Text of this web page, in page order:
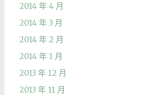
2014 年 4 月
2014 年 3 月
2014 年 2 月
2014 年 1 月
2013 年 12 月
2013 年 11 月